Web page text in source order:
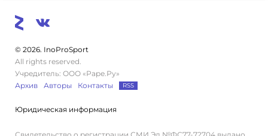
© 2026. InoProSport
All rights reserved.
Учредитель: ООО «Раре.Ру»
Архив
Авторы Контакты RSS
Юридическая информация